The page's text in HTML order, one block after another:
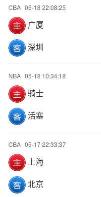
CBA 05-18 22:08:25
广厦
深圳
NBA 05-18 10:34:18
骑士
活塞
CBA 05-17 22:33:37
上海
北京